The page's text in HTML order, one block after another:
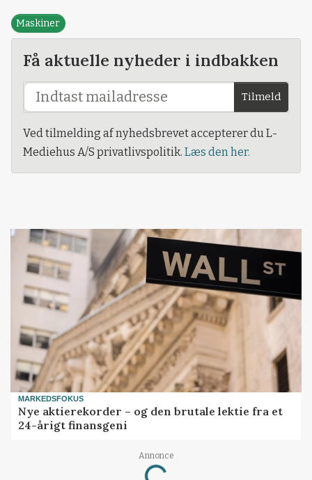
Maskiner
Få aktuelle nyheder i indbakken
Tilmeld
Ved tilmelding af nyhedsbrevet accepterer du L-
Mediehus A/S privatlivspolitik. Læs den her.
MARKEDSFOKUS
Nye aktierekorder – og den brutale lektie fra et
24-årigt finansgeni
Annonce
Loading...